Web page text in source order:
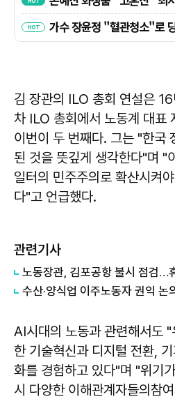
김 장관의 ILO 총회 연설은
차 ILO 총회에서 노동계 대표
이번이 두 번째다. 그는 "한국
된 것을 뜻깊게 생각한다"며 "
일터의 민주주의로 확산시켜
다"고 언급했다.
관련기사
노동장관, 김포공항 불시 점검…
AI시대의 노동과 관련해서도
한 기술혁신과 디지털 전환,
화를 경험하고 있다"며 "위기
시 다양한 이해관계자들의참